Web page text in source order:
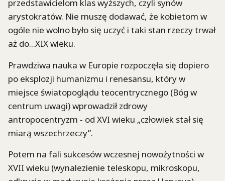
przedstawicielom klas wyższych, czyli synów
arystokratów. Nie muszę dodawać, że kobietom w
ogóle nie wolno było się uczyć i taki stan rzeczy trwał
aż do...XIX wieku.
Prawdziwa nauka w Europie rozpoczęła się dopiero
po eksplozji humanizmu i renesansu, który w
miejsce światopoglądu teocentrycznego (Bóg w
centrum uwagi) wprowadził zdrowy
antropocentryzm - od XVI wieku „człowiek stał się
miarą wszechrzeczy”.
Potem na fali sukcesów wczesnej nowożytności w
XVII wieku (wynalezienie teleskopu, mikroskopu,